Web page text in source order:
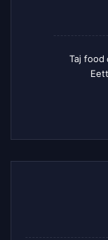
Taj food